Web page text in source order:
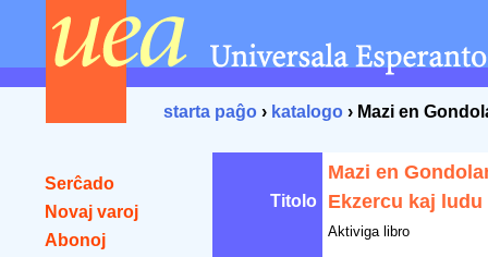
starta paĝo › katalogo › Mazi en
Serĉado
Novaj varoj
Abonoj
Titolo
Mazi en
Ekzercu kaj ludu
Aktiviga libro